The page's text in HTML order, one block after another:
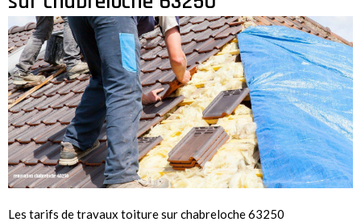
Les tarifs de travaux toiture sur chabreloche 63250